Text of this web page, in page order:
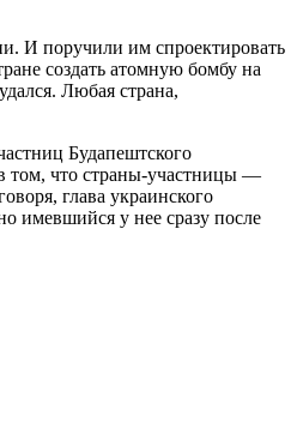
И поручили им спроектировать
создать атомную бомбу на
Любая страна,
Будапештского
том, что страны-участницы —
глава украинского
имевшийся у нее сразу после